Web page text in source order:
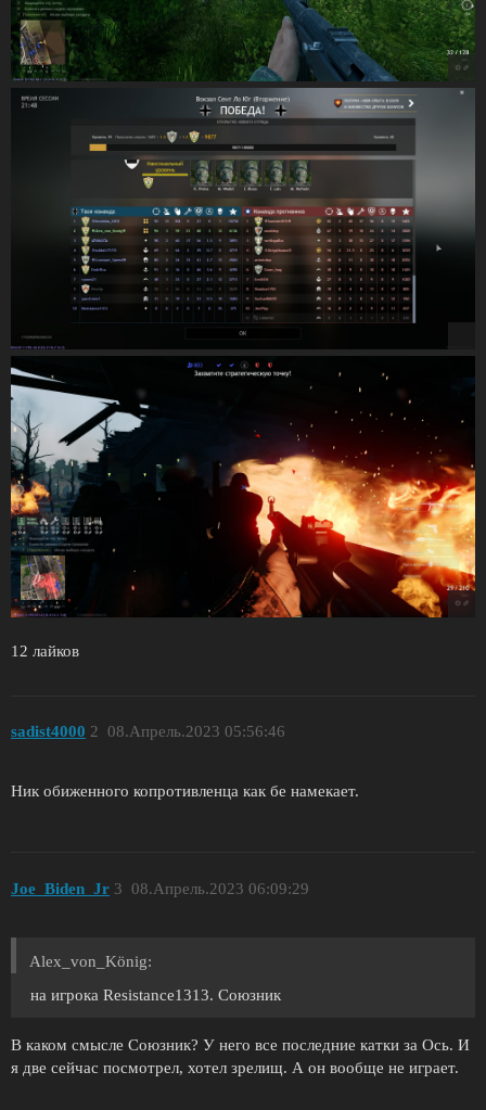
12 лайков
sadist4000 08.Апрель.2023 05:56:46
2
Ник обиженного копротивленца как бе намекает.
Joe_Biden_Jr 08.Апрель.2023 06:09:29
3
Alex_von_König:
на игрока Resistance1313. Союзник
В каком смысле Союзник? У него все последние катки за Ось. И
я две сейчас посмотрел, хотел зрелищ. А он вообще не играет.